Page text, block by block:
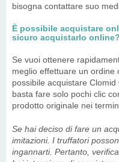
bisogna contattare suo
È possibile acquistare
sicuro acquistarlo online?
Se vuoi ottenere
meglio effettuare un ordine
possibile acquistare
basta fare solo pochi clic
prodotto originale nei
Se hai deciso di fare un
imitazioni. I truffatori
ingannarti. Pertanto,